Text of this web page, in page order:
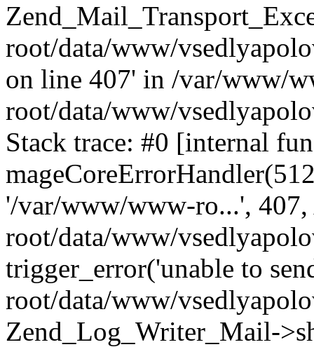
root/data/www/
on line 407' in /var/www/
root/data/www/
Stack trace: #0 [internal
'/var/www/www-ro...',
root/data/www/
trigger_error('unable to
root/data/www/
Zend_Log_Writer_Mail-